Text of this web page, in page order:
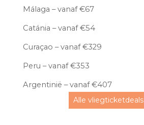
Málaga – vanaf €67
Catánia – vanaf €54
Curaçao – vanaf €329
Peru – vanaf €353
Argentinië – vanaf €407
Alle vliegticketdeals